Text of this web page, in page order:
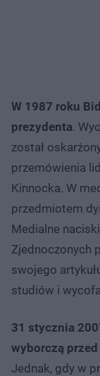
W 1987 roku
prezydenta.
został
przemówienia
Kinnocka. W
przedmiotem
Medialne
Zjednoczonych
swojego
studiów i
31 stycznia
wyborczą
Jednak, gdy w